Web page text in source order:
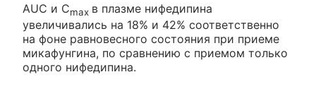
AUC и Cmax в плазме нифедипина
увеличивались на 18% и 42% соответственно
на фоне равновесного состояния при приеме
микафунгина, по сравнению с приемом только
одного нифедипина.